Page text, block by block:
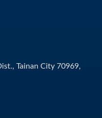
Tainan City 70969,